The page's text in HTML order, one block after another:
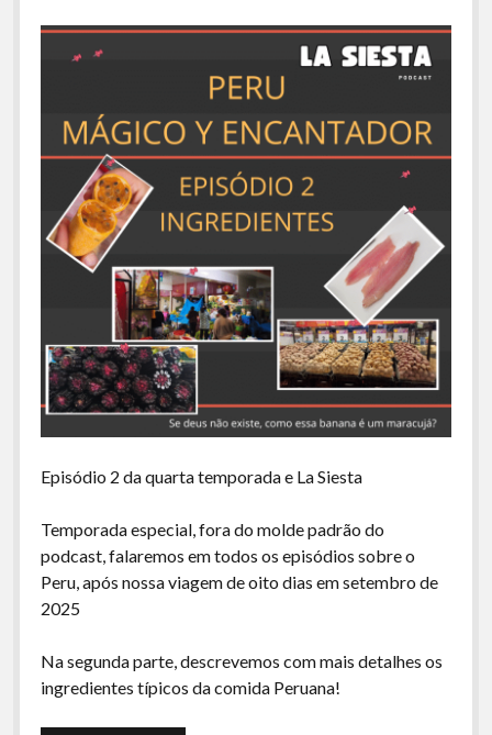
Episódio 2 da quarta temporada e La Siesta
Temporada especial, fora do molde padrão do
podcast, falaremos em todos os episódios sobre o
Peru, após nossa viagem de oito dias em setembro de
2025
Na segunda parte, descrevemos com mais detalhes os
ingredientes típicos da comida Peruana!